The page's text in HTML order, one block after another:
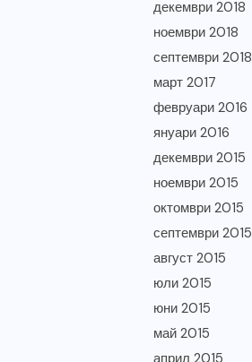
декември 2018
ноември 2018
септември 2018
март 2017
февруари 2016
януари 2016
декември 2015
ноември 2015
октомври 2015
септември 2015
август 2015
юли 2015
юни 2015
май 2015
април 2015